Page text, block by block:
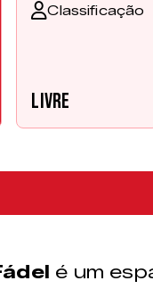
Classificação
Livre
é um